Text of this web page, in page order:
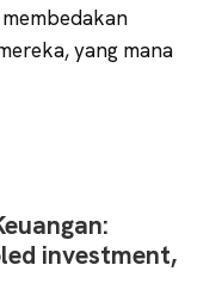
yang mana
investment,